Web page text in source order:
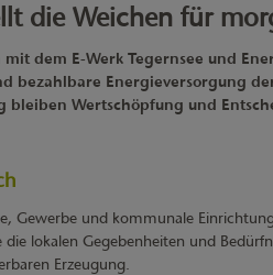
die Weichen für
dem E‑Werk Tegernsee und
bezahlbare Energieversorgung
Wertschöpfung und
Gewerbe und kommunale
lokalen Gegebenheiten und
Erzeugung.